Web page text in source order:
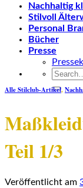
Nachhaltig
Stilvoll
Personal
Bücher
Presse
Alle Stilclub-Artikel,
Teil 1/3
Veröffentlicht am